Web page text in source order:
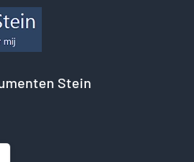
Stein